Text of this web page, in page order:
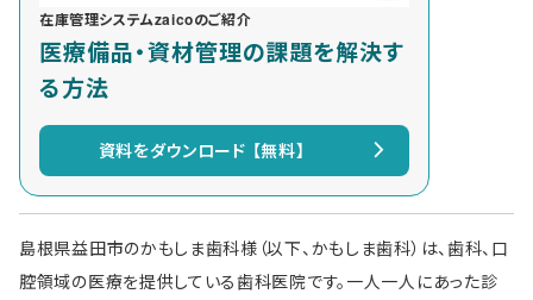
在庫管理システムzaicoのご紹介
医療備品・資材管理の課題を解決す
る方法
資料をダウンロード 【無料】
島根県益田市のかもしま歯科様（以下、かもしま歯科）は、歯科、口
腔領域の医療を提供している歯科医院です。一人一人にあった診